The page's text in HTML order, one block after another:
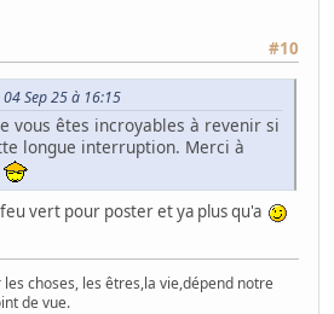
#10
Sep 25 à 16:15
vous êtes incroyables à revenir si
longue interruption. Merci à
vert pour poster et ya plus qu'a
choses, les êtres,la vie,dépend notre
de vue.